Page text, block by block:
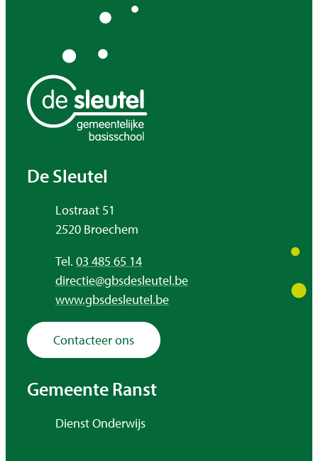
De Sleutel
AdresLostraat 51
,2520 Broechem
03 485 65 14
E-maildirectie@gbsdesleutel.be
Websitewww.gbsdesleutel.be
Contacteer ons
Gemeente Ranst
AdresDienst Onderwijs